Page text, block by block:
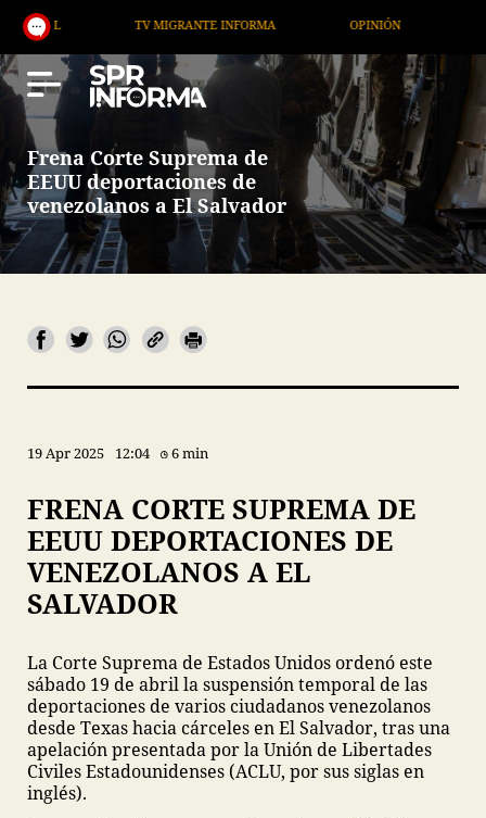
TV MIGRANTE INFORMA
Frena Corte Suprema de
EEUU deportaciones de
venezolanos a El Salvador
19 Apr 2025 12:04 6 min
FRENA CORTE SUPREMA DE
EEUU DEPORTACIONES DE
VENEZOLANOS A EL
SALVADOR
La Corte Suprema de Estados Unidos ordenó este
sábado 19 de abril la suspensión temporal de las
deportaciones de varios ciudadanos venezolanos
desde Texas hacia cárceles en El Salvador, tras una
apelación presentada por la Unión de Libertades
Civiles Estadounidenses (ACLU, por sus siglas en
inglés).